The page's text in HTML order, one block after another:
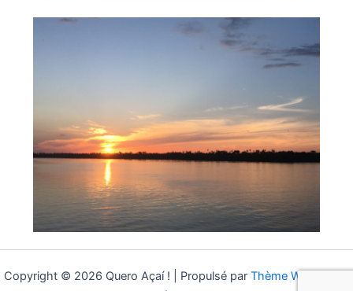
Copyright © 2026 Quero Açaí ! | Propulsé par Thème WordPress